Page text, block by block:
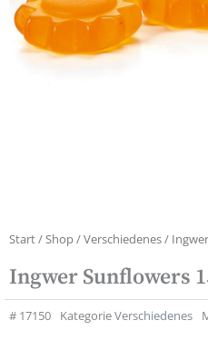
Start/Shop/Verschiedenes/
Ingwer Sunflowers
# 17150 KategorieVerschiedenes